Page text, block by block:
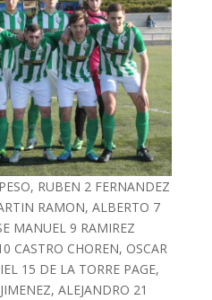
RUBEN 2 FERNANDEZ
RAMON, ALBERTO 7
MANUEL 9 RAMIREZ
CASTRO CHOREN, OSCAR
15 DE LA TORRE PAGE,
ALEJANDRO 21